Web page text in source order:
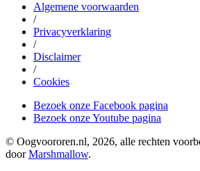
Algemene voorwaarden
/
Privacyverklaring
/
Disclaimer
/
Cookies
Bezoek onze Facebook pagina
Bezoek onze Youtube pagina
© Oogvoororen.nl, 2026, alle rechten
doorMarshmallow.